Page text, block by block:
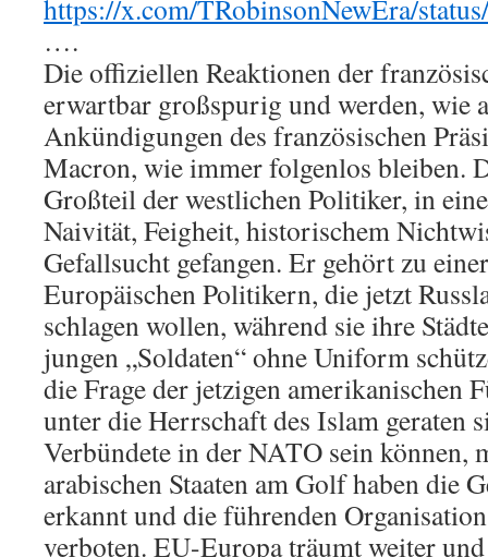
https://x.com/TRobinsonNewEra/
….
Die offiziellen Reaktionen der
erwartbar großspurig und werden, wie
Ankündigungen des französischen
Macron, wie immer folgenlos bleiben.
Großteil der westlichen Politiker, in
Naivität, Feigheit, historischem
Gefallsucht gefangen. Er gehört zu
Europäischen Politikern, die jetzt
schlagen wollen, während sie ihre
jungen „Soldaten“ ohne Uniform
die Frage der jetzigen amerikanischen
unter die Herrschaft des Islam geraten
Verbündete in der NATO sein können,
arabischen Staaten am Golf haben die
erkannt und die führenden
verboten. EU-Europa träumt weiter